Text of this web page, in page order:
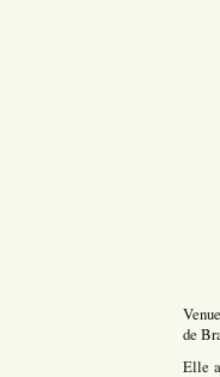
de
Elle